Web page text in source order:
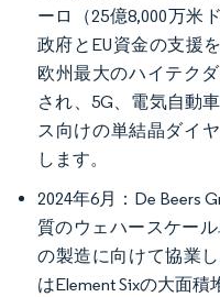
ーロ（25億8,000万米
政府とEU資金の支援
欧州最大のハイテク
され、5G、電気自動
ス向けの単結晶ダイ
します。
2024年6月：De Beers
質のウェハースケー
の製造に向けて協業
はElement Sixの大面